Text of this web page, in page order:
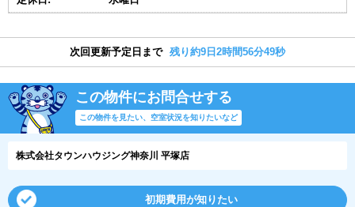
次回更新予定日まで 残り約9日2時間56分49秒
この物件にお問合せする
この物件を見たい、空室状況を知りたいなど
株式会社タウンハウジング神奈川 平塚店
初期費用が知りたい